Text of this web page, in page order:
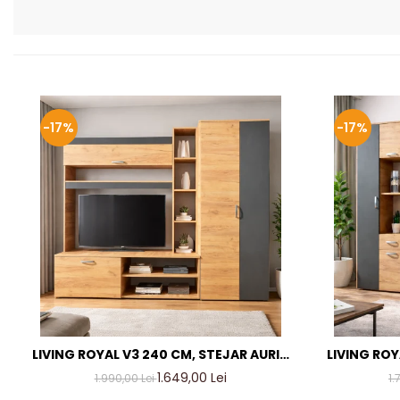
-17%
LIVING ROYAL V3 240 CM, STEJAR AURIU
& GRI ANTRACIT – MOBILIER LIVING
1.990,00 Lei1.649,00 Lei
-17%
LIVING
& GRI